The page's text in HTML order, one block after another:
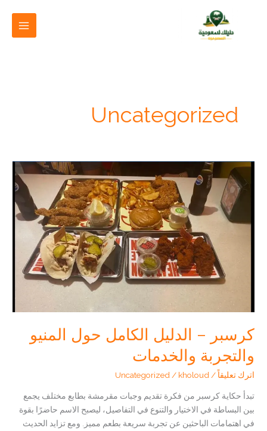
Uncategorized
كرسبر – الدليل الكامل حول المنيو
والتجربة والخدمات
اترك تعليقاً /
Uncategorized / kholoud
تبدأ حكاية كرسبر من فكرة تقديم وجبات مقرمشة بطابع مختلف يجمع
بين البساطة في الاختيار والتنوع في التفاصيل، ليصبح الاسم حاضرًا بقوة
في اهتمامات الباحثين عن تجربة سريعة بطعم مميز. ومع تزايد الحديث